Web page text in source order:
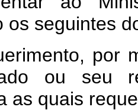
os seguintes
por
ou seu
as quais